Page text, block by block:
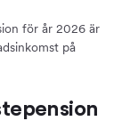
för år 2026 är
på